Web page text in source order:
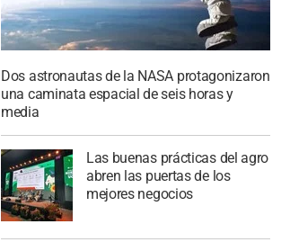
Dos astronautas de la NASA protagonizaron
una caminata espacial de seis horas y
media
Las buenas prácticas del agro
abren las puertas de los
mejores negocios